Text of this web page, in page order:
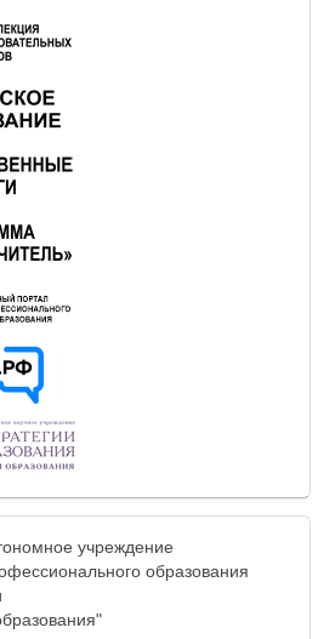
учреждение
образования